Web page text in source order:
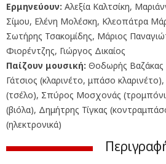
Ερμηνεύουν: Αλεξία Καλτσίκη,
Σίμου, Ελένη Μολέσκη, Κλεοπάτρα
Σωτήρης Τσακομίδης, Μάριος
Φιορέντζης, Γιώργος Δικαίος
Παίζουν μουσική: Θοδωρής
Γάτσιος (κλαρινέτο, μπάσο
(τσέλο), Σπύρος Μοσχονάς
(βιόλα), Δημήτρης Τίγκας
(ηλεκτρονικά)